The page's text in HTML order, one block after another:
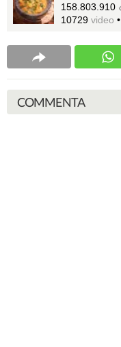
158.803.910
10729 video •
COMMENTA